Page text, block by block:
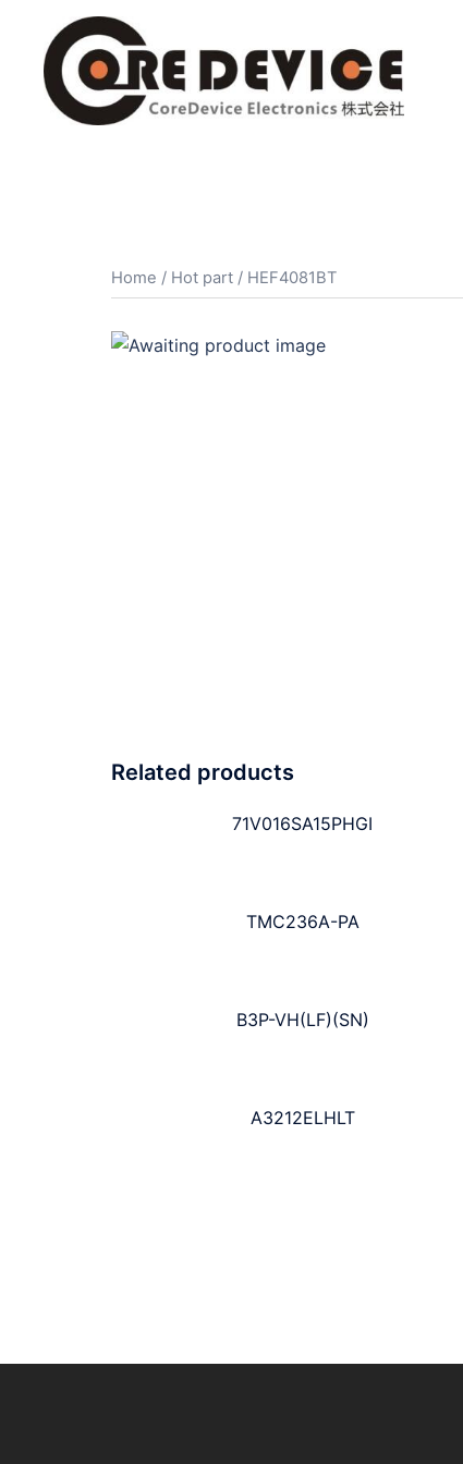
Home / Hot part / HEF4081BT
Related products
71V016SA15PHGI
TMC236A-PA
B3P-VH(LF)(SN)
A3212ELHLT